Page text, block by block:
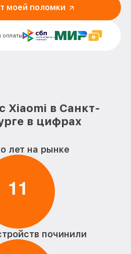
от 900₽
влаги
моей поломки
Xiaomi в Санкт-
в цифрах
лет на рынке
11
починили